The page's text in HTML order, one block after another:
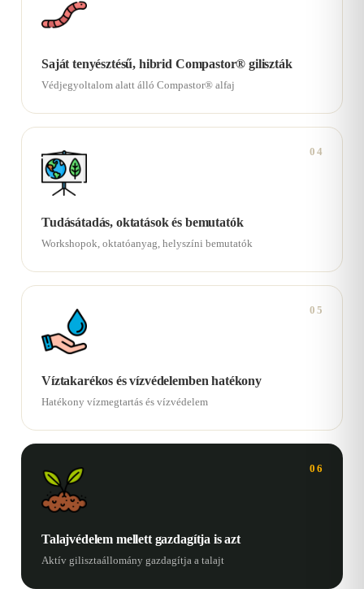
Saját tenyésztésű, hibrid Compastor® giliszták
Védjegyoltalom alatt álló Compastor® alfaj
04
Tudásátadás, oktatások és bemutatók
Workshopok, oktatóanyag, helyszíni bemutatók
05
Víztakarékos és vízvédelemben hatékony
Hatékony vízmegtartás és vízvédelem
06
Talajvédelem mellett gazdagítja is azt
Aktív gilisztaállomány gazdagítja a talajt